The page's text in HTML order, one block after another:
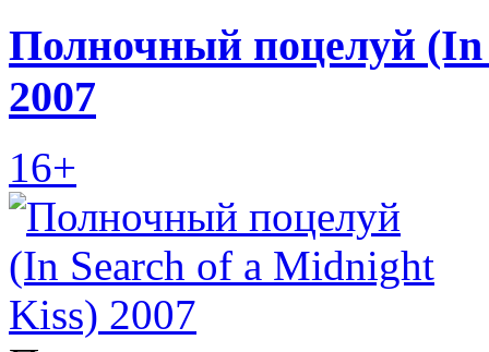
Полночный поцелуй
2007
16+